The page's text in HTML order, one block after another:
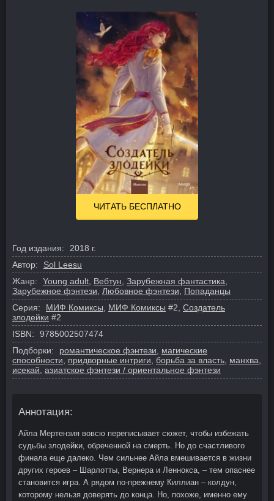
ЧИТАТЬ БЕСПЛАТНО
Год издания:
2018 г.
Автор:
Sol Leesu
Жанр:
Young adult Вебтун Зарубежная фантастика
Зарубежное фэнтези
Любовное фэнтези
Попаданцы
Серия:
МИФ Комиксы МИФ Комиксы #2, Создатель
злодейки #2
ISBN:
9785002507474
Подборки:
романтическое фэнтези
магические
способности
придворные интриги борьба за власть манхва
исекай азиатское фэнтези / ориентальное фэнтези
Аннотация:
Айла Мертензия вовсю переписывает сюжет, чтобы избежать
судьбы злодейки, обреченной на смерть. Но до счастливого
финала еще далеко. Чем сильнее Айла вмешивается в жизни
других героев – Шарлотты, Вернера и Леннокса, – тем опаснее
становится игра. А рядом по-прежнему Киллиан – колдун,
которому нельзя доверять до конца. Но, похоже, именно ему